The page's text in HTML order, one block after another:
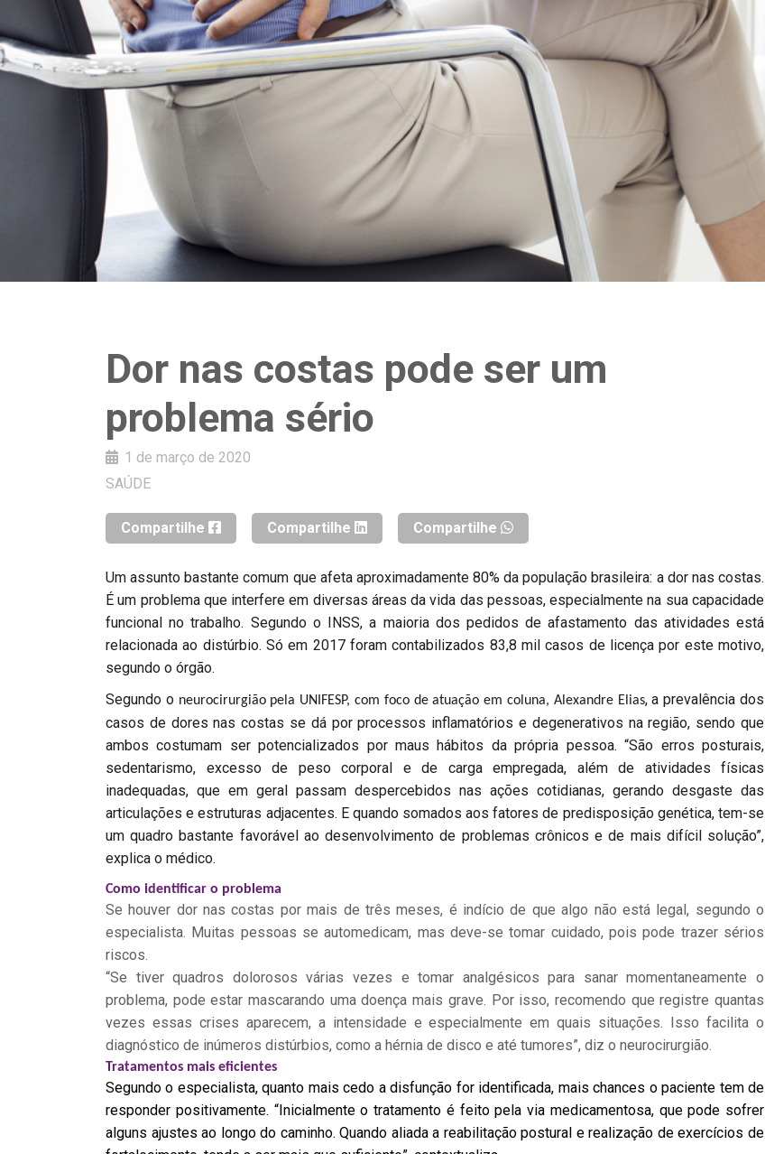
Dor nas costas pode ser um
problema sério
1 de março de 2020
SAÚDE
Compartilhe Compartilhe Compartilhe
Um assunto bastante comum que afeta aproximadamente 80% da população brasileira: a dor nas costas.
É um problema que interfere em diversas áreas da vida das pessoas, especialmente na sua capacidade
funcional no trabalho. Segundo o INSS, a maioria dos pedidos de afastamento das atividades está
relacionada ao distúrbio. Só em 2017 foram contabilizados 83,8 mil casos de licença por este motivo,
segundo o órgão.
Segundo o neurocirurgião pela UNIFESP, com foco de atuação em coluna, Alexandre Elias, a prevalência dos
casos de dores nas costas se dá por processos inflamatórios e degenerativos na região, sendo que
ambos costumam ser potencializados por maus hábitos da própria pessoa. “São erros posturais,
sedentarismo, excesso de peso corporal e de carga empregada, além de atividades físicas
inadequadas, que em geral passam despercebidos nas ações cotidianas, gerando desgaste das
articulações e estruturas adjacentes. E quando somados aos fatores de predisposição genética, tem-se
um quadro bastante favorável ao desenvolvimento de problemas crônicos e de mais difícil solução”,
explica o médico.
Como identificar o problema
Se houver dor nas costas por mais de três meses, é indício de que algo não está legal, segundo o
especialista. Muitas pessoas se automedicam, mas deve-se tomar cuidado, pois pode trazer sérios
riscos.
“Se tiver quadros dolorosos várias vezes e tomar analgésicos para sanar momentaneamente o
problema, pode estar mascarando uma doença mais grave. Por isso, recomendo que registre quantas
vezes essas crises aparecem, a intensidade e especialmente em quais situações. Isso facilita o
diagnóstico de inúmeros distúrbios, como a hérnia de disco e até tumores”, diz o neurocirurgião.
Tratamentos mais eficientes
Segundo o especialista, quanto mais cedo a disfunção for identificada, mais chances o paciente tem de
responder positivamente. “Inicialmente o tratamento é feito pela via medicamentosa, que pode sofrer
alguns ajustes ao longo do caminho. Quando aliada a reabilitação postural e realização de exercícios de